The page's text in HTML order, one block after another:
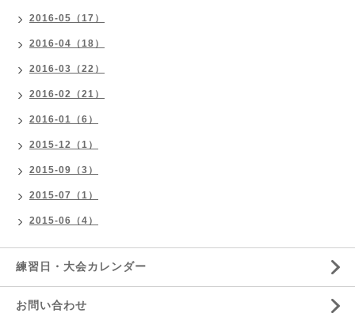
2016-05（17）
2016-04（18）
2016-03（22）
2016-02（21）
2016-01（6）
2015-12（1）
2015-09（3）
2015-07（1）
2015-06（4）
練習日・大会カレンダー
お問い合わせ